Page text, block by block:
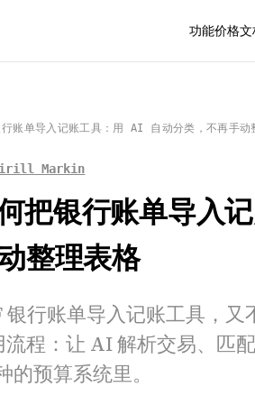
功能价格文
账单导入记账工具：用 AI 自动分类，不再手动
Markin
把银行账单导入
整理表格
银行账单导入记账工具，
流程：让 AI 解析交易、匹
预算系统里。